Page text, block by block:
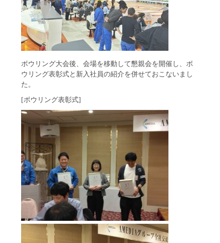
ボウリング大会後、会場を移動して懇親会を開催し、ボ
ウリング表彰式と新入社員の紹介を併せておこないまし
た。
[ボウリング表彰式]